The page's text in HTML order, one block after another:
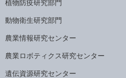
植物防疫研究部門
動物衛生研究部門
農業情報研究センター
農業ロボティクス研究センター
遺伝資源研究センター